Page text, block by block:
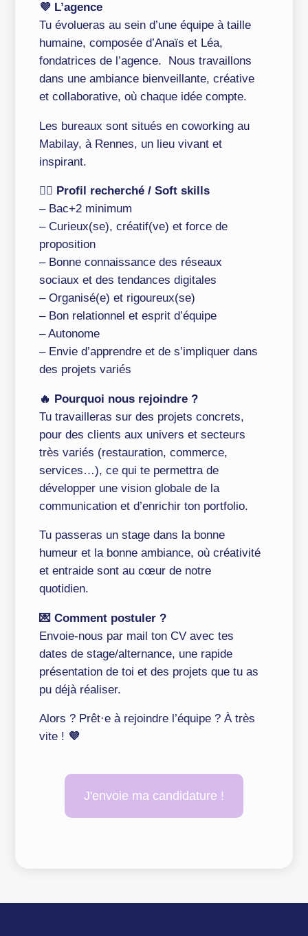
💜 L’agence
Tu évolueras au sein d’une équipe à taille
humaine, composée d’Anaïs et Léa,
fondatrices de l’agence. Nous travaillons
dans une ambiance bienveillante, créative
et collaborative, où chaque idée compte.
Les bureaux sont situés en coworking au
Mabilay, à Rennes, un lieu vivant et
inspirant.
👉🏻 Profil recherché / Soft skills
– Bac+2 minimum
– Curieux(se), créatif(ve) et force de
proposition
– Bonne connaissance des réseaux
sociaux et des tendances digitales
– Organisé(e) et rigoureux(se)
– Bon relationnel et esprit d’équipe
– Autonome
– Envie d’apprendre et de s’impliquer dans
des projets variés
🔥 Pourquoi nous rejoindre ?
Tu travailleras sur des projets concrets,
pour des clients aux univers et secteurs
très variés (restauration, commerce,
services…), ce qui te permettra de
développer une vision globale de la
communication et d’enrichir ton portfolio.
Tu passeras un stage dans la bonne
humeur et la bonne ambiance, où créativité
et entraide sont au cœur de notre
quotidien.
💌 Comment postuler ?
Envoie-nous par mail ton CV avec tes
dates de stage/alternance, une rapide
présentation de toi et des projets que tu as
pu déjà réaliser.
Alors ? Prêt·e à rejoindre l’équipe ? À très
vite ! 💜
J'envoie ma candidature !